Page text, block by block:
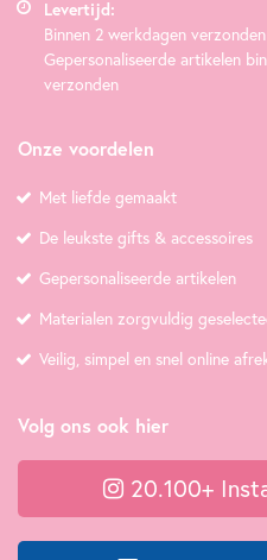
Levertijd:
Binnen 2 werkdagen verzonden
Gepersonaliseerde artikelen
verzonden
Onze voordelen
Met liefde gemaakt
De leukste gifts & accessoires
Gepersonaliseerde artikelen
Materialen zorgvuldig
Veilig, simpel en snel online
Volg ons ook hier
20.100+